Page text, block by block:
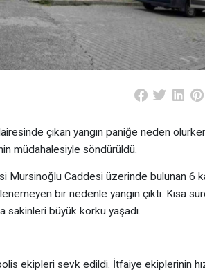
çıkan yangın paniğe neden
müdahalesiyle söndürüldü.
Mursinoğlu Caddesi üzerinde bulunan 6
bir nedenle yangın çıktı. Kısa
sakinleri büyük korku yaşadı.
ekipleri sevk edildi. İtfaiye ekiplerinin